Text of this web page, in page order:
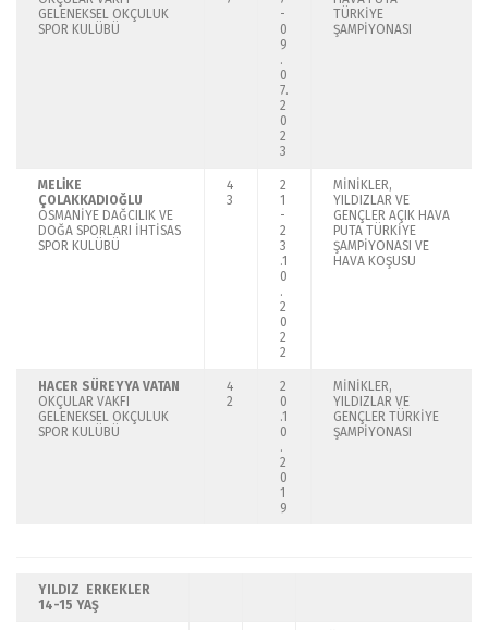
GELENEKSEL OKÇULUK
SPOR KULÜBÜ
-
0
9
.
0
7.
2
0
2
3
TÜRKİYE
ŞAMPİYONASI
MELİKE
ÇOLAKKADIOĞLU
OSMANİYE DAĞCILIK VE
DOĞA SPORLARI İHTİSAS
SPOR KULÜBÜ
4
3
2
1
-
2
3
.1
0
.
2
0
2
2
MİNİKLER,
YILDIZLAR VE
GENÇLER AÇIK HAVA
PUTA TÜRKİYE
ŞAMPİYONASI VE
HAVA KOŞUSU
HACER SÜREYYA VATAN
OKÇULAR VAKFI
GELENEKSEL OKÇULUK
SPOR KULÜBÜ
4
2
2
0
.1
0
.
2
0
1
9
MİNİKLER,
YILDIZLAR VE
GENÇLER TÜRKİYE
ŞAMPİYONASI
YILDIZ ERKEKLER
14-15 YAŞ